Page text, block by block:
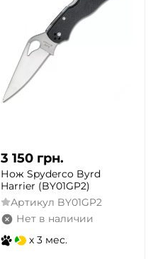
3 150 грн.
Нож Spyderco Byrd
Harrier (BY01GP2)
Артикул BY01GP2
Нет в наличии
x 3 мес.